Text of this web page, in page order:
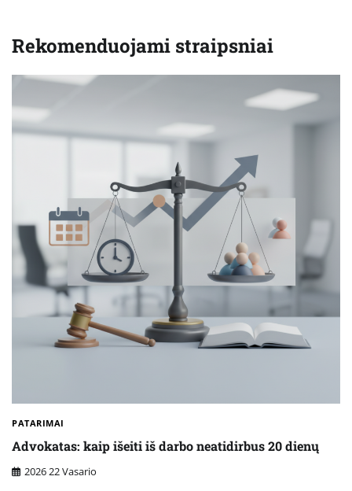
Rekomenduojami straipsniai
PATARIMAI
Advokatas: kaip išeiti iš darbo neatidirbus 20 dienų
2026 22 Vasario